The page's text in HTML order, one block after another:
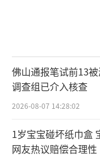
名靠前且有雄
些学校通常能
与头部企业的合
人工智能
代性的技术浪
佛山通报笔试前13
调查组已介入核查
2026-08-07 14:28:02
1岁宝宝碰坏纸巾盒
网友热议赔偿合理性